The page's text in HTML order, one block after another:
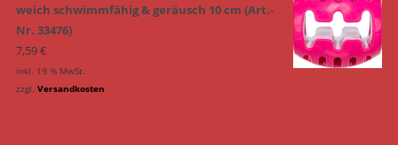
weich schwimmfähig & geräusch 10 cm (Art.-
Nr. 33476)
7,59€
inkl. 19 % MwSt.
zzgl. Versandkosten